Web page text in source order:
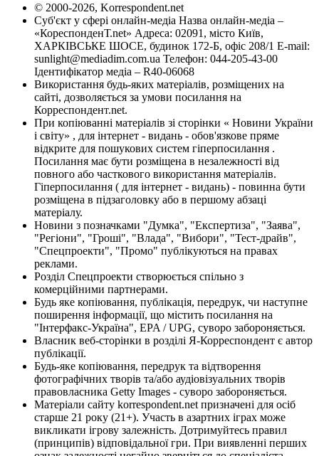
© 2000-2026, Korrespondent.net
Суб'єкт у сфері онлайн-медіа Назва онлайн-медіа –
«КореспонденТ.net» Адреса: 02091, місто Київ,
ХАРКІВСЬКЕ ШОСЕ, будинок 172-Б, офіс 208/1 E-mail:
sunlight@mediadim.com.ua Телефон: 044-205-43-00
Ідентифікатор медіа – R40-06068
Використання будь-яких матеріалів, розміщених на
сайті, дозволяється за умови посилання на
Корреспондент.net.
При копіюванні матеріалів зі сторінки « Новини України
і світу» , для інтернет - видань - обов'язкове пряме
відкрите для пошукових систем гіперпосилання .
Посилання має бути розміщена в незалежності від
повного або часткового використання матеріалів.
Гіперпосилання ( для інтернет - видань) - повинна бути
розміщена в підзаголовку або в першому абзаці
матеріалу.
Новини з позначками "Думка", "Експертиза", "Заява",
"Регіони", "Гроші", "Влада", "Вибори", "Тест-драйв",
"Спецпроекти", "Промо" публікуються на правах
реклами.
Розділ Спецпроекти створюється спільно з
комерційними партнерами.
Будь яке копіювання, публікація, передрук, чи наступне
поширення інформації, що містить посилання на
"Інтерфакс-Україна", EPA / UPG, суворо забороняється.
Власник веб-сторінки в розділі Я-Корреспондент є автор
публікації.
Будь-яке копіювання, передрук та відтворення
фотографічних творів та/або аудіовізуальних творів
правовласника Getty Images - суворо забороняється.
Матеріали сайту korrespondent.net призначені для осіб
старше 21 року (21+). Участь в азартних іграх може
викликати ігрову залежність. Дотримуйтесь правил
(принципів) відповідальної гри. При виявленні перших